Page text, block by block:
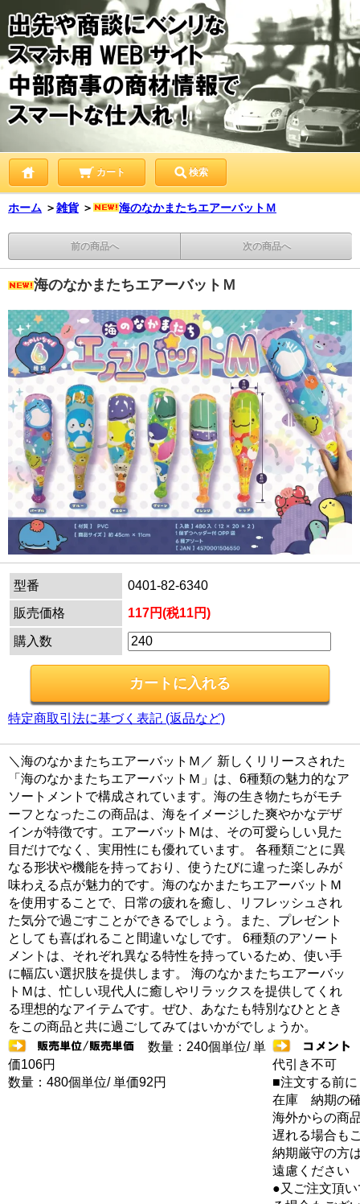
カート 検索
ホーム ＞雑貨 ＞ 海のなかまたちエアーバットＭ
前の商品へ 次の商品へ
海のなかまたちエアーバットＭ
型番
0401-82-6340
販売価格
117円(税11円)
購入数
特定商取引法に基づく表記 (返品など)
＼海のなかまたちエアーバットＭ／ 新しくリリースされた
「海のなかまたちエアーバットＭ」は、6種類の魅力的なア
ソートメントで構成されています。海の生き物たちがモチ
ーフとなったこの商品は、海をイメージした爽やかなデザ
インが特徴です。エアーバットＭは、その可愛らしい見た
目だけでなく、実用性にも優れています。 各種類ごとに異
なる形状や機能を持っており、使うたびに違った楽しみが
味わえる点が魅力的です。海のなかまたちエアーバットＭ
を使用することで、日常の疲れを癒し、リフレッシュされ
た気分で過ごすことができるでしょう。また、プレゼント
としても喜ばれること間違いなしです。 6種類のアソート
メントは、それぞれ異なる特性を持っているため、使い手
に幅広い選択肢を提供します。 海のなかまたちエアーバッ
トＭは、忙しい現代人に癒しやリラックスを提供してくれ
る理想的なアイテムです。ぜひ、あなたも特別なひととき
をこの商品と共に過ごしてみてはいかがでしょうか。
数量：240個単位/ 単
価106円
数量：480個単位/ 単価92円
代引き不可
■注文する前に
在庫 納期の
海外からの商
遅れる場合も
納期厳守の方
遠慮ください
●又ご注文頂